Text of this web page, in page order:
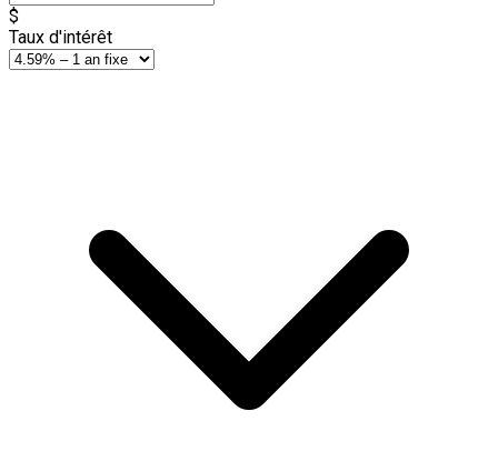
$
Taux d'intérêt